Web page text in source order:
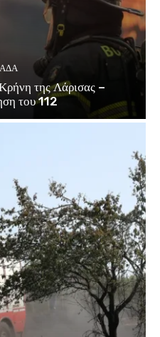
της Λάρισας –
του 112